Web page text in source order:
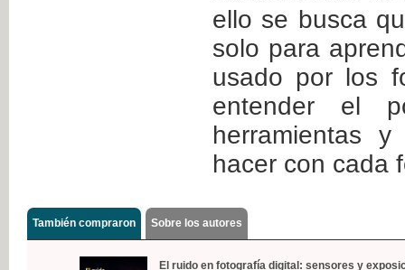
ello se busca
solo para
usado por los
entender el
herramientas
hacer con cada
También compraron Sobre los autores
El ruido en fotografía digital: sensores y